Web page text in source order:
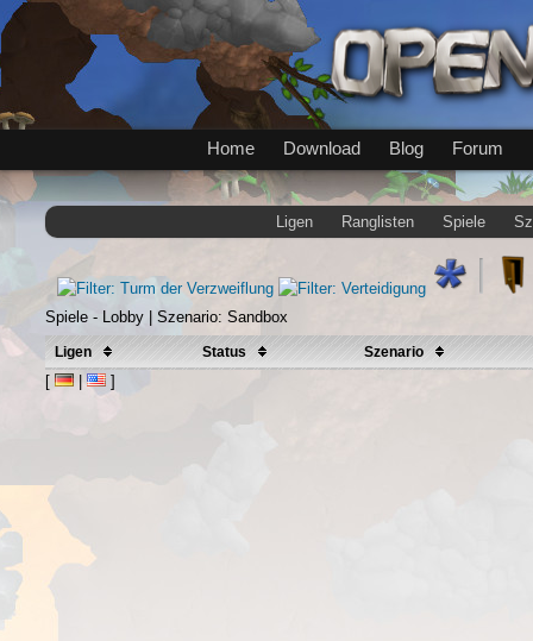
Home Download Blog Forum
Ligen Ranglisten Spiele
Spiele - Lobby | Szenario: Sandbox
Ligen Status Szenario
[ | ]